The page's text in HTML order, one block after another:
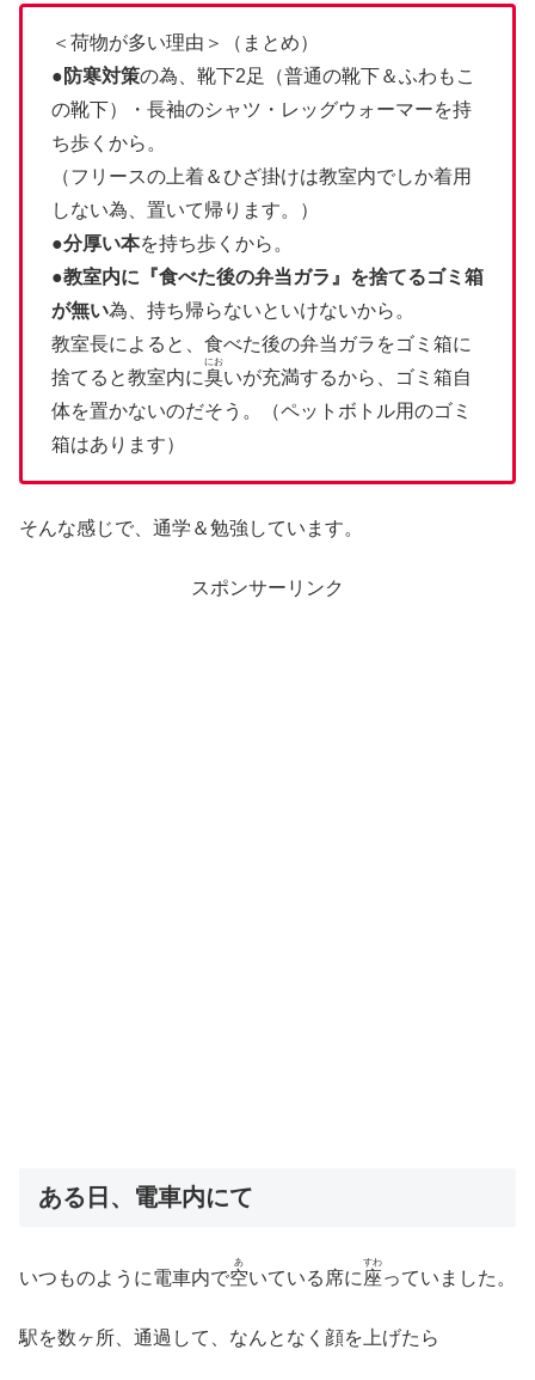
＜荷物が多い理由＞（まとめ）
● 防寒対策の為、靴下2足（普通の靴下＆ふわもこ
の靴下）・長袖のシャツ・レッグウォーマーを持
ち歩くから。
（フリースの上着＆ひざ掛けは教室内でしか着用
しない為、置いて帰ります。）
●分厚い本を持ち歩くから。
●教室内に『食べた後の弁当ガラ』を捨てるゴミ箱
が無い為、持ち帰らないといけないから。
教室長によると、食べた後の弁当ガラをゴミ箱に
捨てると教室内に臭
にお
いが充満するから、ゴミ箱自
体を置かないのだそう。（ペットボトル用のゴミ
箱はあります）
そんな感じで、通学＆勉強しています。
スポンサーリンク
ある日、電車内にて
いつものように電車内で空
あ
いている席に 座
すわ
っていました。
駅を数ヶ所、通過して、なんとなく顔を上げたら